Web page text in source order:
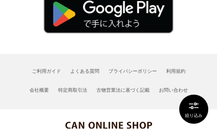
絞り込み
ご利用ガイド よくある質問 プライバシーポリシー 利用規約
会社概要 特定商取引法 古物営業法に基づく記載 お問い合わせ